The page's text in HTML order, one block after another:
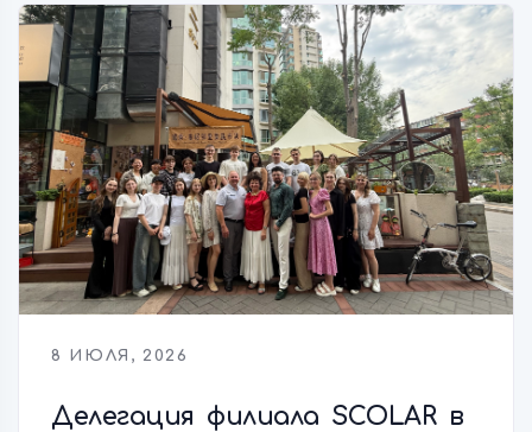
8 ИЮЛЯ, 2026
Делегация филиала SCOLAR в